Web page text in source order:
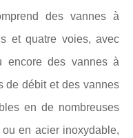
des vannes à
et quatre voies, avec
encore des vannes à
de débit et des vannes
en de nombreuses
en acier inoxydable,